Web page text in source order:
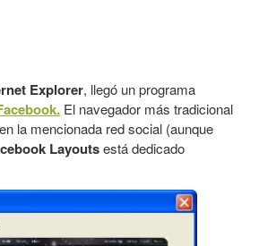
Explorer, llegó un programa
El navegador más tradicional
la mencionada red social (aunque
Layoutsestá dedicado